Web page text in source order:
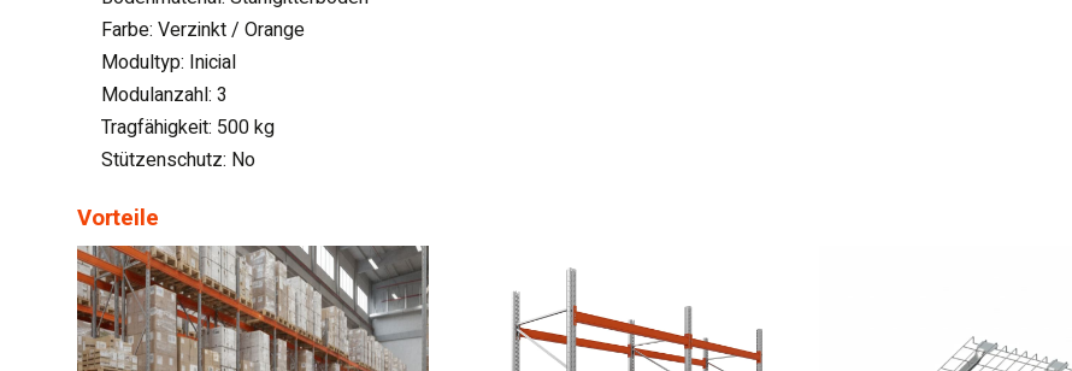
Farbe: Verzinkt / Orange
Modultyp: Inicial
Modulanzahl: 3
Tragfähigkeit: 500 kg
Stützenschutz: No
Vorteile